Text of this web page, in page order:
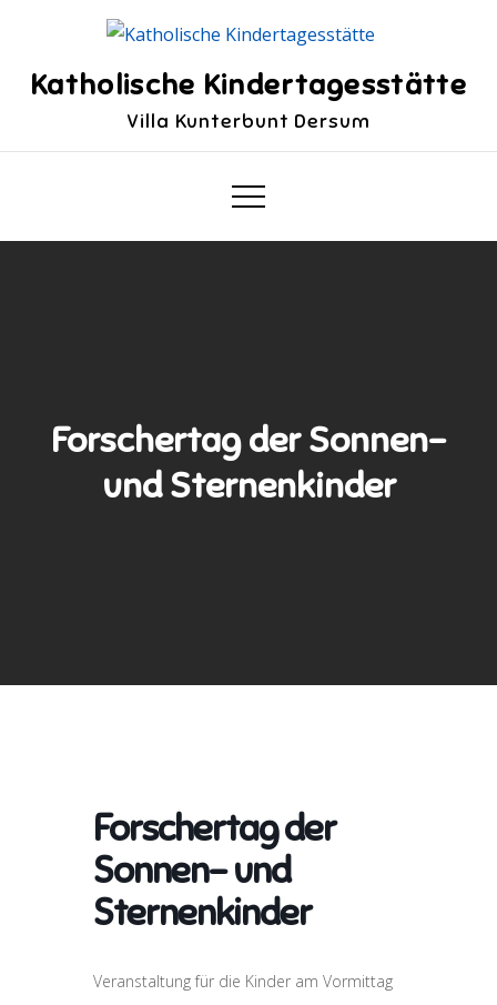
contentKatholische Kindertagesstätte
Villa Kunterbunt Dersum
Forschertag der Sonnen-
und Sternenkinder
Forschertag der
Sonnen- und
Sternenkinder
Veranstaltung für die Kinder am Vormittag